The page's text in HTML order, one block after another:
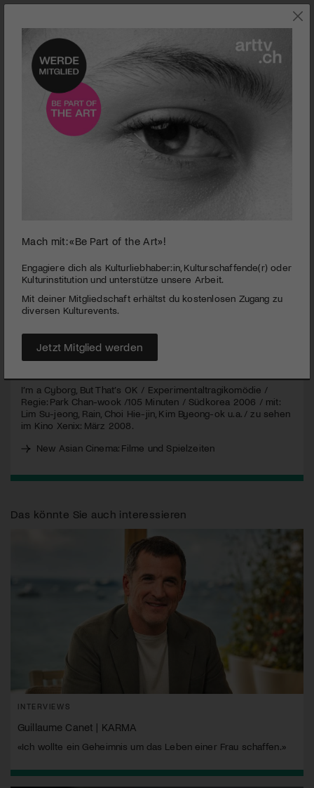
seconds
minutes,
second
Kino Xenix | I`m a Cyborg, But That`s OK
PUBLIZIERT AM 6. MÄRZ 2008
Gewalt gefröhnt, radikal und schonungslos. Sein neuer Film ist
menschlicher und ein spannender Einstieg in die aktuelle
MEHR
I’m a Cyborg, But That’s OK / Experimentaltragikomödie /
Regie: Park Chan-wook /105 Minuten / Südkorea 2006 / mit:
Lim Su-jeong, Rain, Choi Hie-jin, Kim Byeong-ok u.a. / zu sehen
im Kino Xenix: März 2008.
New Asian Cinema: Filme und Spielzeiten
Das könnte Sie auch interessieren
INTERVIEWS
Guillaume Canet | KARMA
«Ich wollte ein Geheimnis um das Leben einer Frau schaffen.»
Mach mit: «Be Part of the Art»!
Engagiere dich als Kulturliebhaber:in, Kulturschaffende(r) oder
Kulturinstitution und unterstütze unsere Arbeit.
Mit deiner Mitgliedschaft erhältst du kostenlosen Zugang zu
diversen Kulturevents.
Jetzt Mitglied werden